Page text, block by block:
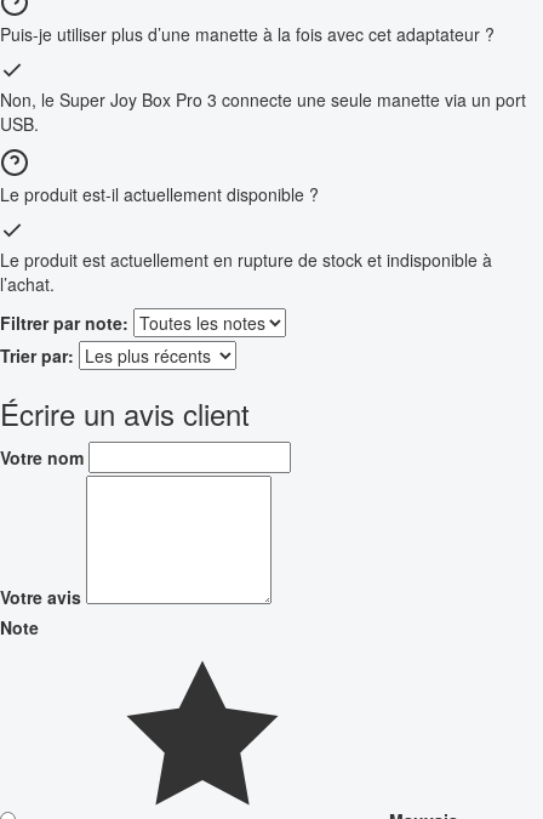
Puis-je utiliser plus d’une manette à la fois avec cet adaptateur ?
Non, le Super Joy Box Pro 3 connecte une seule manette via un port
USB.
Le produit est-il actuellement disponible ?
Le produit est actuellement en rupture de stock et indisponible à
l’achat.
Filtrer par note:
Trier par:
Écrire un avis client
Votre nom
Votre avis
Note